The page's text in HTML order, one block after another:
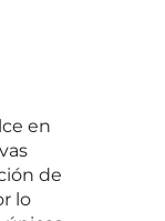
en
de
lo